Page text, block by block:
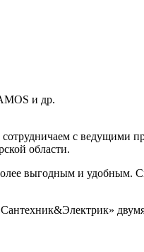
и др.
с ведущими
области.
выгодным и удобным.